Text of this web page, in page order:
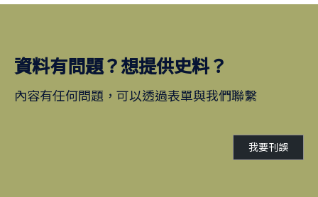
資料有問題？想提供史料？
內容有任何問題，可以透過表單與我們聯繫
我要刊誤